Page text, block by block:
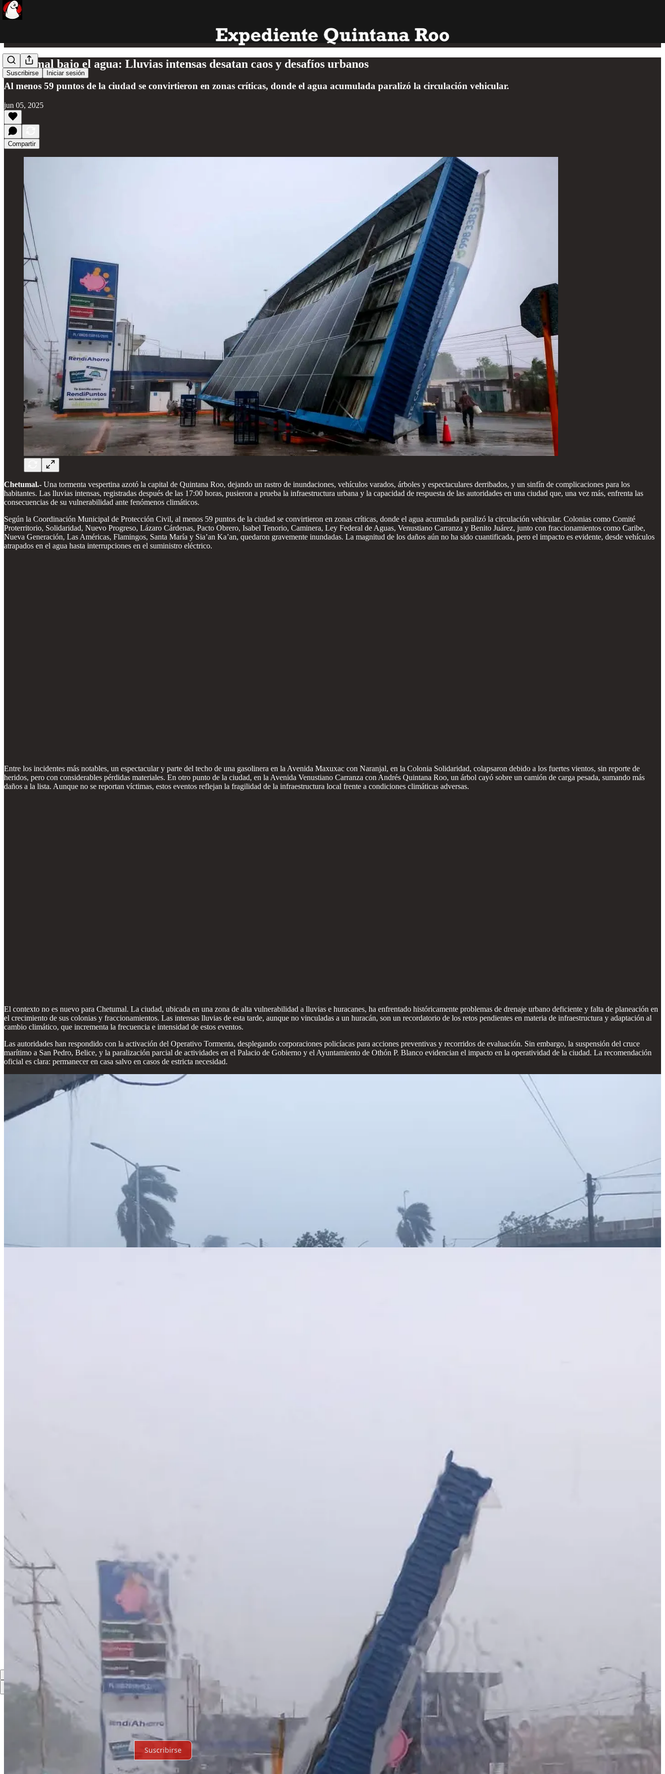
Suscribirse Iniciar sesión
Chetumal bajo el agua: Lluvias intensas desatan caos y desafíos urbanos
Al menos 59 puntos de la ciudad se convirtieron en zonas críticas, donde el agua acumulada paralizó la circulación vehicular.
jun 05, 2025
Compartir
Chetumal.- Una tormenta vespertina azotó la capital de Quintana Roo, dejando un rastro de inundaciones, vehículos varados, árboles y espectaculares derribados, y un sinfín de complicaciones para los
habitantes. Las lluvias intensas, registradas después de las 17:00 horas, pusieron a prueba la infraestructura urbana y la capacidad de respuesta de las autoridades en una ciudad que, una vez más, enfrenta las
consecuencias de su vulnerabilidad ante fenómenos climáticos.
Según la Coordinación Municipal de Protección Civil, al menos 59 puntos de la ciudad se convirtieron en zonas críticas, donde el agua acumulada paralizó la circulación vehicular. Colonias como Comité
Proterritorio, Solidaridad, Nuevo Progreso, Lázaro Cárdenas, Pacto Obrero, Isabel Tenorio, Caminera, Ley Federal de Aguas, Venustiano Carranza y Benito Juárez, junto con fraccionamientos como Caribe,
Nueva Generación, Las Américas, Flamingos, Santa María y Sia’an Ka’an, quedaron gravemente inundadas. La magnitud de los daños aún no ha sido cuantificada, pero el impacto es evidente, desde vehículos
atrapados en el agua hasta interrupciones en el suministro eléctrico.
Entre los incidentes más notables, un espectacular y parte del techo de una gasolinera en la Avenida Maxuxac con Naranjal, en la Colonia Solidaridad, colapsaron debido a los fuertes vientos, sin reporte de
heridos, pero con considerables pérdidas materiales. En otro punto de la ciudad, en la Avenida Venustiano Carranza con Andrés Quintana Roo, un árbol cayó sobre un camión de carga pesada, sumando más
daños a la lista. Aunque no se reportan víctimas, estos eventos reflejan la fragilidad de la infraestructura local frente a condiciones climáticas adversas.
El contexto no es nuevo para Chetumal. La ciudad, ubicada en una zona de alta vulnerabilidad a lluvias e huracanes, ha enfrentado históricamente problemas de drenaje urbano deficiente y falta de planeación en
el crecimiento de sus colonias y fraccionamientos. Las intensas lluvias de esta tarde, aunque no vinculadas a un huracán, son un recordatorio de los retos pendientes en materia de infraestructura y adaptación al
cambio climático, que incrementa la frecuencia e intensidad de estos eventos.
Las autoridades han respondido con la activación del Operativo Tormenta, desplegando corporaciones policíacas para acciones preventivas y recorridos de evaluación. Sin embargo, la suspensión del cruce
marítimo a San Pedro, Belice, y la paralización parcial de actividades en el Palacio de Gobierno y el Ayuntamiento de Othón P. Blanco evidencian el impacto en la operatividad de la ciudad. La recomendación
oficial es clara: permanecer en casa salvo en casos de estricta necesidad.
La recurrencia de inundaciones en Chetumal no puede atribuirse únicamente a la naturaleza impredecible del clima. La identificación de 59 puntos conflictivos por Protección Civil sugiere un conocimiento
previo de las zonas vulnerables, pero la falta de soluciones estructurales –como sistemas de drenaje adecuados o mantenimiento preventivo– sigue exponiendo a la población a riesgos evitables. La caída de
espectaculares y árboles, además, plantea interrogantes sobre la supervisión de estructuras urbanas y la gestión del arbolado en una ciudad propensa a vientos fuertes.
La interrupción del suministro eléctrico y la suspensión de servicios marítimos, aunque lógicas en este contexto, afectan la economía local, especialmente en una región que depende del comercio y el turismo. La
respuesta de las autoridades, aunque activa, parece reactiva más que preventiva, lo que resalta la necesidad de una planificación urbana más resiliente y de mayor inversión en infraestructura climática.
Mientras Chetumal se recupera de esta tormenta, la ciudadanía espera respuestas no solo para paliar los daños inmediatos, sino para evitar que cada lluvia intensa se convierta en una crónica de caos anunciado.
Las autoridades tienen la palabra, pero el tiempo –y el clima– no esperan.
Compartir
Discusión sobre este post
Comentarios
Por supuesto, sigue adelante.
Suscribirse
© 2026 Expediente Quintana Roo Términos Aviso de recolección